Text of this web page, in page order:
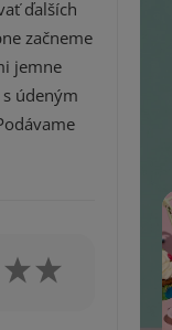
ďalších
začneme
jemne
údeným